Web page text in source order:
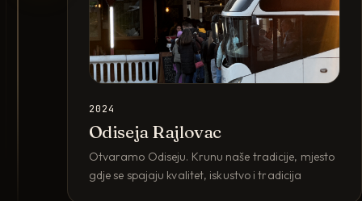
2024
Odiseja Rajlovac
Otvaramo Odiseju. Krunu naše tradicije, mjesto
gdje se spajaju kvalitet, iskustvo i tradicija